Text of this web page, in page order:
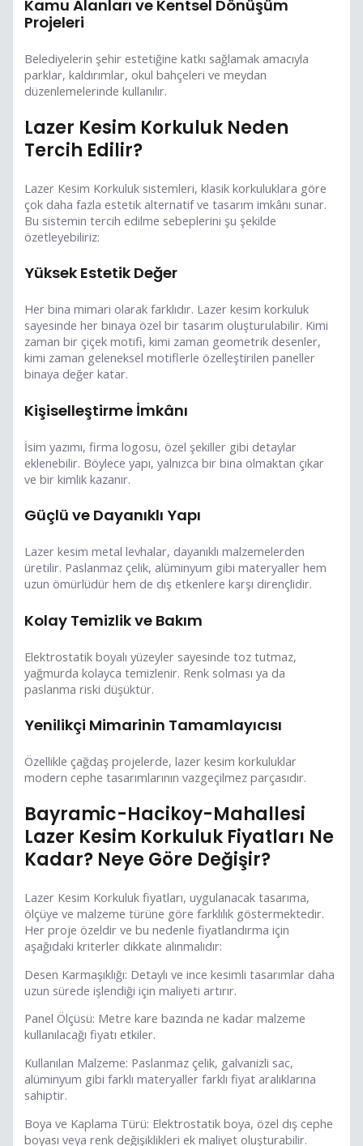
Kamu Alanları ve Kentsel Dönüşüm
Projeleri
Belediyelerin şehir estetiğine katkı sağlamak amacıyla
parklar, kaldırımlar, okul bahçeleri ve meydan
düzenlemelerinde kullanılır.
Lazer Kesim Korkuluk Neden
Tercih Edilir?
Lazer Kesim Korkuluk sistemleri, klasik korkuluklara göre
çok daha fazla estetik alternatif ve tasarım imkânı sunar.
Bu sistemin tercih edilme sebeplerini şu şekilde
özetleyebiliriz:
Yüksek Estetik Değer
Her bina mimari olarak farklıdır. Lazer kesim korkuluk
sayesinde her binaya özel bir tasarım oluşturulabilir. Kimi
zaman bir çiçek motifi, kimi zaman geometrik desenler,
kimi zaman geleneksel motiflerle özelleştirilen paneller
binaya değer katar.
Kişiselleştirme İmkânı
İsim yazımı, firma logosu, özel şekiller gibi detaylar
eklenebilir. Böylece yapı, yalnızca bir bina olmaktan çıkar
ve bir kimlik kazanır.
Güçlü ve Dayanıklı Yapı
Lazer kesim metal levhalar, dayanıklı malzemelerden
üretilir. Paslanmaz çelik, alüminyum gibi materyaller hem
uzun ömürlüdür hem de dış etkenlere karşı dirençlidir.
Kolay Temizlik ve Bakım
Elektrostatik boyalı yüzeyler sayesinde toz tutmaz,
yağmurda kolayca temizlenir. Renk solması ya da
paslanma riski düşüktür.
Yenilikçi Mimarinin Tamamlayıcısı
Özellikle çağdaş projelerde, lazer kesim korkuluklar
modern cephe tasarımlarının vazgeçilmez parçasıdır.
Bayramic-Hacikoy-Mahallesi
Lazer Kesim Korkuluk Fiyatları Ne
Kadar? Neye Göre Değişir?
Lazer Kesim Korkuluk fiyatları, uygulanacak tasarıma,
ölçüye ve malzeme türüne göre farklılık göstermektedir.
Her proje özeldir ve bu nedenle fiyatlandırma için
aşağıdaki kriterler dikkate alınmalıdır:
Desen Karmaşıklığı: Detaylı ve ince kesimli tasarımlar daha
uzun sürede işlendiği için maliyeti artırır.
Panel Ölçüsü: Metre kare bazında ne kadar malzeme
kullanılacağı fiyatı etkiler.
Kullanılan Malzeme: Paslanmaz çelik, galvanizli sac,
alüminyum gibi farklı materyaller farklı fiyat aralıklarına
sahiptir.
Boya ve Kaplama Türü: Elektrostatik boya, özel dış cephe
boyası veya renk değişiklikleri ek maliyet oluşturabilir.